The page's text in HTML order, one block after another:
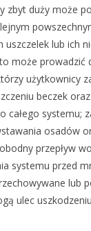
zbyt duży może
lub ich
może prowadzić
użytkownicy
beczek
całego systemu;
osadów
przepływ
systemu przed
lub
ulec